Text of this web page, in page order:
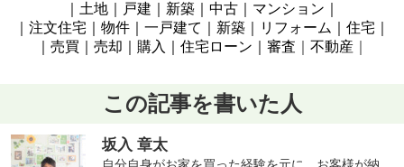
｜土地｜戸建｜新築｜中古｜マンション｜
｜注文住宅｜物件｜一戸建て｜新築｜リフォーム｜住宅｜
｜売買｜売却｜購入｜住宅ローン｜審査
不動産
この記事を書いた人
坂入 章太